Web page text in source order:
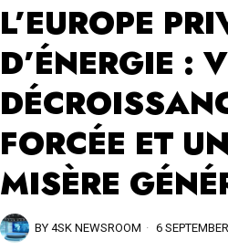
L’EUROPE
D’ÉNERGIE :
FORCÉE ET
MISÈRE
BY 4SK NEWSROOM 6